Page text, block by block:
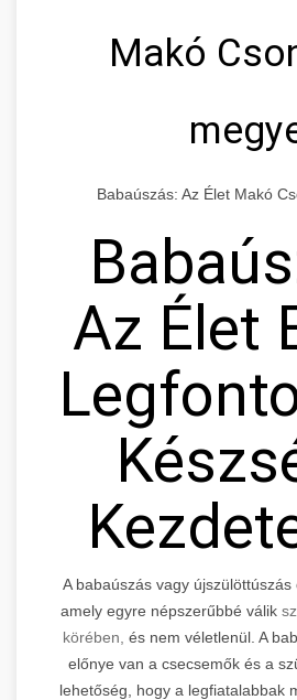
Makó
Babaúszás: Az Élet Makó
Az Élet
A babaúszás vagy újszülöttúszás
amely egyre népszerűbbé válik
körében, és nem véletlenül. A
előnye van a csecsemők és a
lehetőség, hogy a legfiatalabbak